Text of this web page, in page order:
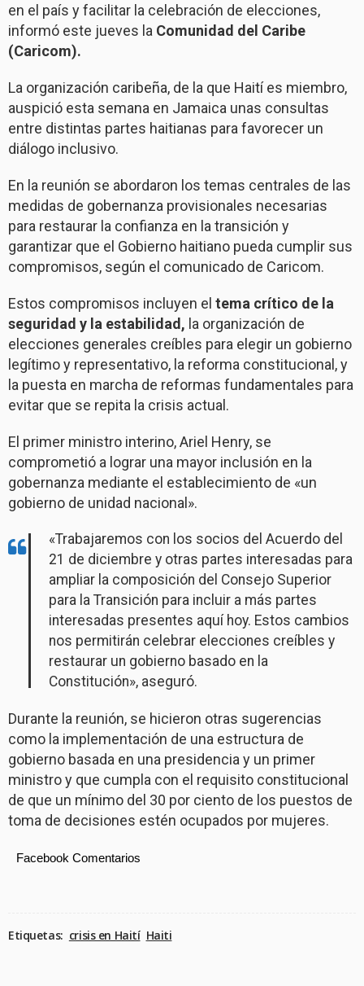
en el país y facilitar la celebración de elecciones,
informó este jueves la Comunidad del Caribe
(Caricom).
La organización caribeña, de la que Haití es miembro,
auspició esta semana en Jamaica unas consultas
entre distintas partes haitianas para favorecer un
diálogo inclusivo.
En la reunión se abordaron los temas centrales de las
medidas de gobernanza provisionales necesarias
para restaurar la confianza en la transición y
garantizar que el Gobierno haitiano pueda cumplir sus
compromisos, según el comunicado de Caricom.
Estos compromisos incluyen el tema crítico de la
seguridad y la estabilidad, la organización de
elecciones generales creíbles para elegir un gobierno
legítimo y representativo, la reforma constitucional, y
la puesta en marcha de reformas fundamentales para
evitar que se repita la crisis actual.
El primer ministro interino, Ariel Henry, se
comprometió a lograr una mayor inclusión en la
gobernanza mediante el establecimiento de «un
gobierno de unidad nacional».
«Trabajaremos con los socios del Acuerdo del
21 de diciembre y otras partes interesadas para
ampliar la composición del Consejo Superior
para la Transición para incluir a más partes
interesadas presentes aquí hoy. Estos cambios
nos permitirán celebrar elecciones creíbles y
restaurar un gobierno basado en la
Constitución», aseguró.
Durante la reunión, se hicieron otras sugerencias
como la implementación de una estructura de
gobierno basada en una presidencia y un primer
ministro y que cumpla con el requisito constitucional
de que un mínimo del 30 por ciento de los puestos de
toma de decisiones estén ocupados por mujeres.
Facebook Comentarios
Etiquetas: crisis en Haití Haiti